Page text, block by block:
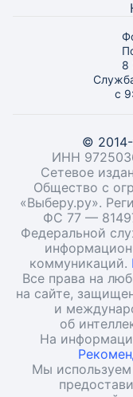
8
с
©
ИНН
Сетевое
Общество с
«Выберу.ру».
ФС 77 —
Федеральной
коммуникаций.
Все права на
на сайте,
и
об
На
Мы